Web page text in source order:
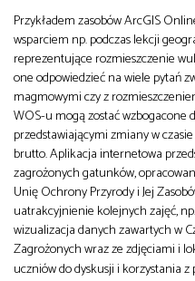
Przykładem zasobów ArcGIS
wsparciem np. podczas lekcji
reprezentujące rozmieszczenie
one odpowiedzieć na wiele pytań
magmowymi czy z
WOS-u mogą zostać
przedstawiającymi zmiany w
brutto. Aplikacja internetowa
zagrożonych gatunków,
Unię Ochrony Przyrody i Jej
uatrakcyjnienie kolejnych zajęć,
wizualizacja danych zawartych w
Zagrożonych wraz ze zdjęciami i
uczniów do dyskusji i korzystania